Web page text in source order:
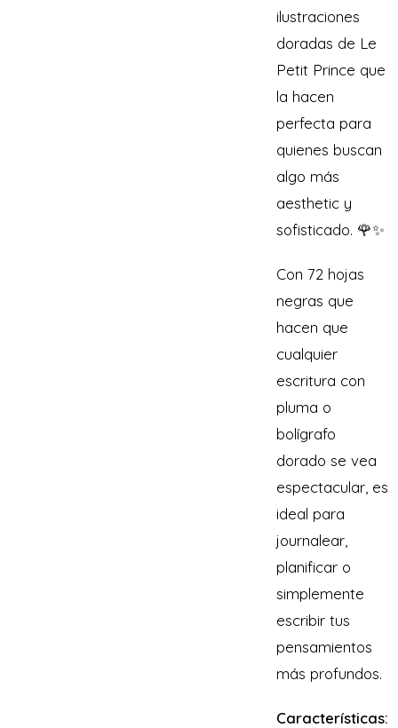
ilustraciones
doradas de Le
Petit Prince que
la hacen
perfecta para
quienes buscan
algo más
aesthetic y
sofisticado. 🌹✨
Con 72 hojas
negras que
hacen que
cualquier
escritura con
pluma o
bolígrafo
dorado se vea
espectacular, es
ideal para
journalear,
planificar o
simplemente
escribir tus
pensamientos
más profundos.
Características: